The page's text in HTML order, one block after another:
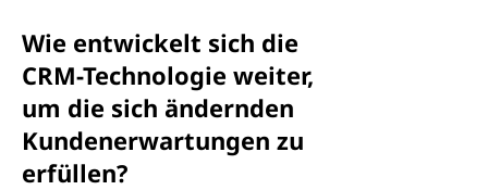
Wie entwickelt sich die
CRM-Technologie weiter,
um die sich ändernden
Kundenerwartungen zu
erfüllen?